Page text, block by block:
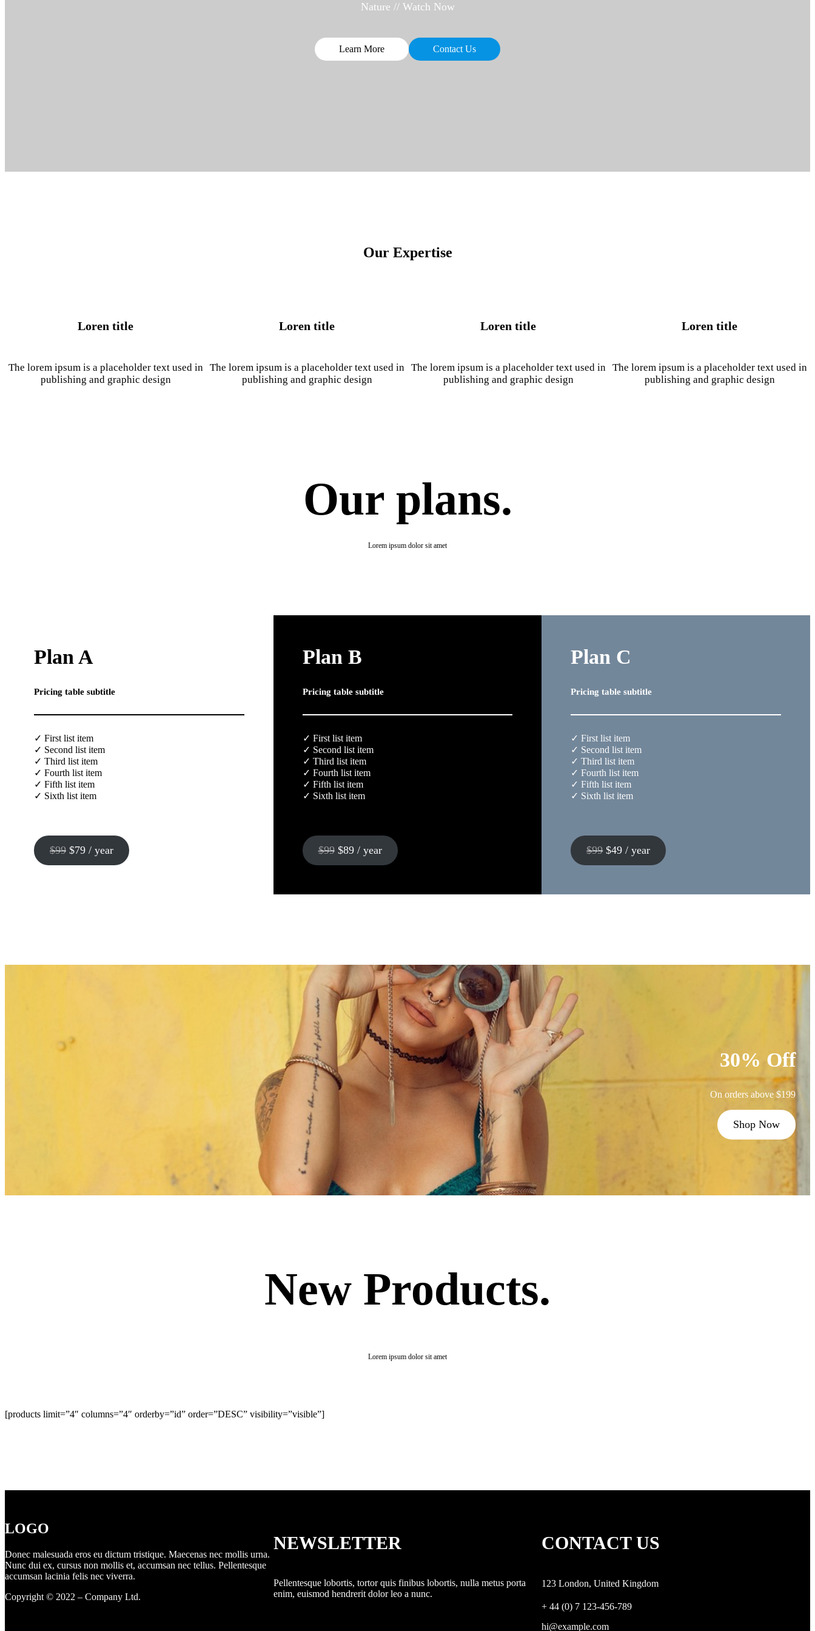
Nature // Watch Now
Learn More Contact Us
Our Expertise
Loren title
The lorem ipsum is a placeholder text used in
publishing and graphic design
Loren title
The lorem ipsum is a placeholder text used in
publishing and graphic design
Loren title
The lorem ipsum is a placeholder text used in
publishing and graphic design
Loren title
The lorem ipsum is a placeholder text used in
publishing and graphic design
Our plans.
Lorem ipsum dolor sit amet
Plan A
Pricing table subtitle
✓ First list item
✓ Second list item
✓ Third list item
✓ Fourth list item
✓ Fifth list item
✓ Sixth list item
$99$79 / year
Plan B
Pricing table subtitle
✓ First list item
✓ Second list item
✓ Third list item
✓ Fourth list item
✓ Fifth list item
✓ Sixth list item
$99$89 / year
Plan C
Pricing table subtitle
✓ First list item
✓ Second list item
✓ Third list item
✓ Fourth list item
✓ Fifth list item
✓ Sixth list item
$99$49 / year
30% Off
On orders above $199
Shop Now
New Products.
Lorem ipsum dolor sit amet
[products limit=”4″ columns=”4″ orderby=”id” order=”DESC” visibility=”visible”]
LOGO
Donec malesuada eros eu dictum tristique. Maecenas nec mollis urna.
Nunc dui ex, cursus non mollis et, accumsan nec tellus. Pellentesque
accumsan lacinia felis nec viverra.
Copyright © 2022 – Company Ltd.
NEWSLETTER
Pellentesque lobortis, tortor quis finibus lobortis, nulla metus porta
enim, euismod hendrerit dolor leo a nunc.
CONTACT US
123 London, United Kingdom
+ 44 (0) 7 123-456-789
hi@example.com